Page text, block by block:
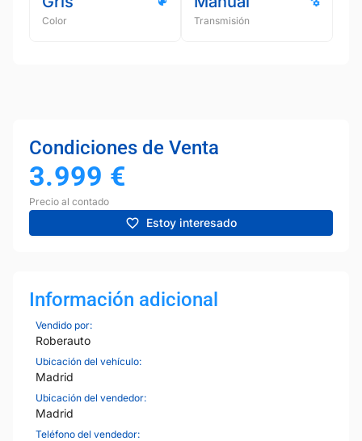
Color Transmisión
Condiciones de Venta
3.999 €
Precio al contado
Estoy interesado
Información adicional
Vendido por:
Roberauto
Ubicación del vehículo:
Madrid
Ubicación del vendedor:
Madrid
Teléfono del vendedor: